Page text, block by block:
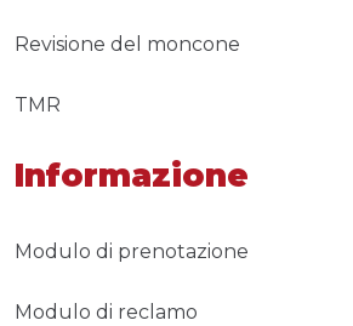
Revisione del moncone
TMR
Informazione
Modulo di prenotazione
Modulo di reclamo